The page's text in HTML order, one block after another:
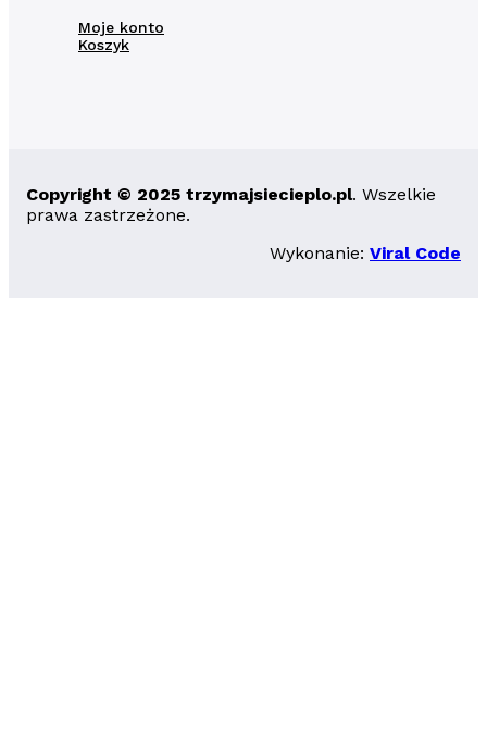
Moje konto
Koszyk
Copyright © 2025 trzymajsiecieplo.pl. Wszelkie
prawa zastrzeżone.
Wykonanie: Viral Code